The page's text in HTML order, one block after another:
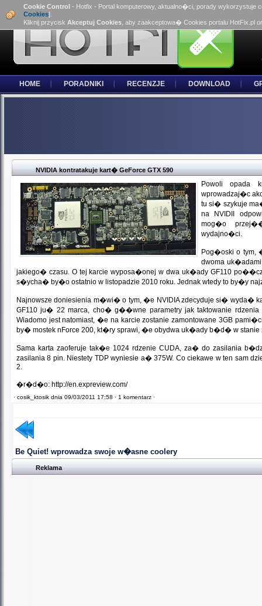
Cookie Control - Hotfix - Portal komputerowy, aktualno�ci, porady wykorzystuje
Cookies].
Kliknij przycisk Akceptuj Cookies , aby zaakceptowa� Cookies portalu HotFix.pl
HOME PORADNIKI RECENZJE DOWNLOAD
NVIDIA kontratakuje kart� GeForce GTX 590
Powoli opada
wprowadzaj�c
tu si� szykuje
na NVIDII
mog�o
wydajno�ci.
Pog�oski o tym,
dwoma
jakiego� czasu. O tej karcie wyposa�onej w dwa uk�ady GF110
s�ycha� by�o ostatnio w listopadzie 2010 roku. Jednak wtedy to by�y
Najnowsze doniesienia m�wi� o tym, �e NVIDIA zdecyduje si� wyda�
GF110 ju� 22 marca, cho� g��wne parametry jak taktowanie
Wiadomo jest natomiast, �e na karcie zostanie zamontowane 3GB
by� mostek nForce 200, kt�ry sprawi, �e obydwa uk�ady b�d� w
Sama karta zaoferuje tak�e 1024 rdzenie CUDA, za� do zasilania
zasilania 8 pin. Niestety TDP wyniesie a� 375W. Co ciekawe w ten sam
2.
�r�d�o: http://en.expreview.com/
· cosik_ktosik dnia 09/03/2011 17:58 · 1 komentarz ·
Be Quiet! wprowadza swoje w�asne coolery
Reklama